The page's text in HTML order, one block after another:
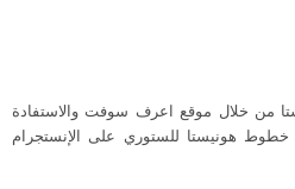
من خلال موقع اعرف سوفت والاستفادة
خطوط هونيستا للستوري على الإنستجرام